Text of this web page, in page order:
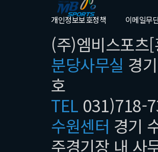
개인정보보호정책 이메일무
(주)엠비스포츠
분당사무실 경
호
TEL 031)718-
수원센터 경기
주경기장 내 사